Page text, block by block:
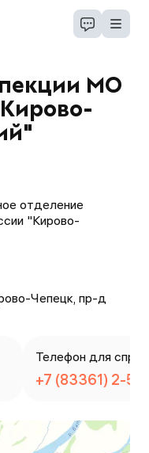
МО
отделение
"Кирово-
Чепецк, пр-д
Телефон для
+7 (83361) 2-